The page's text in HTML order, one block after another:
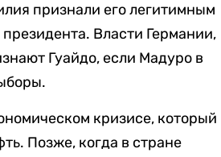
признали его легитимным
Власти Германии,
Гуайдо, если Мадуро в
кризисе, который
Позже, когда в стране